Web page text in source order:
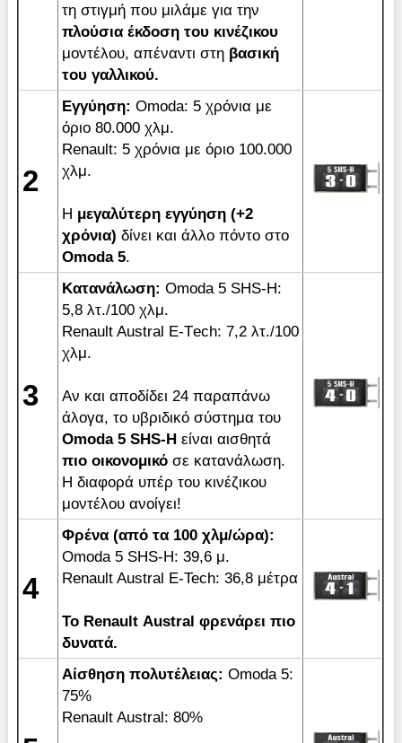
τη στιγμή που μιλάμε για την
πλούσια έκδοση του κινέζικου
μοντέλου, απέναντι στη βασική
του γαλλικού.
2
Εγγύηση: Omoda: 5 χρόνια με
όριο 80.000 χλμ.
Renault: 5 χρόνια με όριο 100.000
χλμ.
Η μεγαλύτερη εγγύηση (+2
χρόνια) δίνει και άλλο πόντο στο
Omoda 5.
3
Κατανάλωση: Omoda 5 SHS-H:
5,8 λτ./100 χλμ.
Renault Austral Ε-Τech: 7,2 λτ./100
χλμ.
Aν και αποδίδει 24 παραπάνω
άλογα, το υβριδικό σύστημα του
Omoda 5 SHS-Η είναι αισθητά
πιο οικονομικόσε κατανάλωση.
Η διαφορά υπέρ του κινέζικου
μοντέλου ανοίγει!
4
Φρένα (από τα 100 χλμ/ώρα):
Omoda 5 SHS-H: 39,6 μ.
Renault Austral E-Tech: 36,8 μέτρα
Το Renault Austral φρενάρει πιο
δυνατά.
Αίσθηση πολυτέλειας: Omoda 5:
75%
Renault Austral: 80%